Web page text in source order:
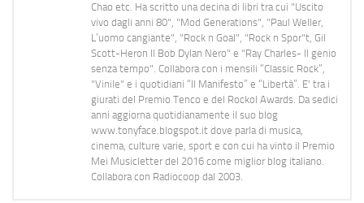
Chao etc. Ha scritto una decina di libri tra cui "Uscito
vivo dagli anni 80", "Mod Generations", "Paul Weller,
L’uomo cangiante", "Rock n Goal", "Rock n Spor"t, Gil
Scott-Heron Il Bob Dylan Nero" e "Ray Charles- Il genio
senza tempo". Collabora con i mensili “Classic Rock”,
"Vinile" e i quotidiani “Il Manifesto” e “Libertà”. E' tra i
giurati del Premio Tenco e del Rockol Awards. Da sedici
anni aggiorna quotidianamente il suo blog
www.tonyface.blogspot.it dove parla di musica,
cinema, culture varie, sport e con cui ha vinto il Premio
Mei Musicletter del 2016 come miglior blog italiano.
Collabora con Radiocoop dal 2003.